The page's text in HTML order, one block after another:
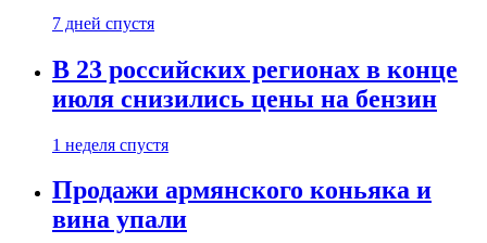
7 дней спустя
В 23 российских регионах в конце
июля снизились цены на бензин
1 неделя спустя
Продажи армянского коньяка и
вина упали